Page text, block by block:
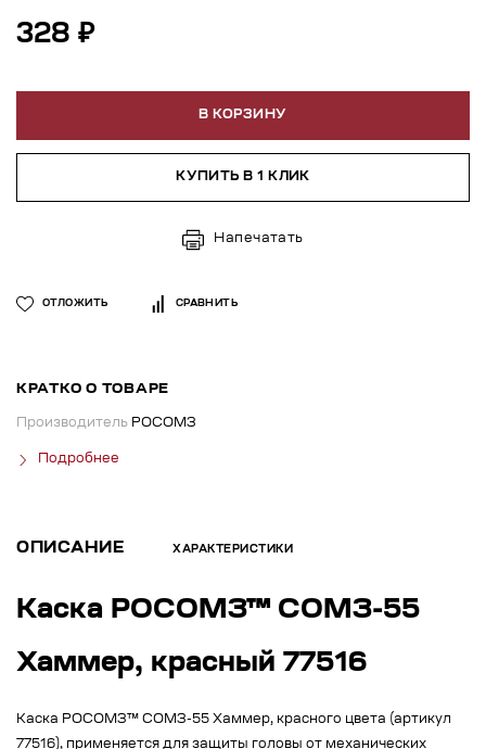
328 ₽
В КОРЗИНУ
КУПИТЬ В 1 КЛИК
Напечатать
ОТЛОЖИТЬ СРАВНИТЬ
КРАТКО О ТОВАРЕ
Производитель РОСОМЗ
Подробнее
ОПИСАНИЕ ХАРАКТЕРИСТИКИ
Каска РОСОМЗ™ СОМЗ-55
Хаммер, красный 77516
Каска РОСОМЗ™ СОМЗ-55 Хаммер, красного цвета (артикул
77516), применяется для защиты головы от механических